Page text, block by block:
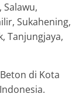
Sukahening,
Tanjungjaya,
di Kota